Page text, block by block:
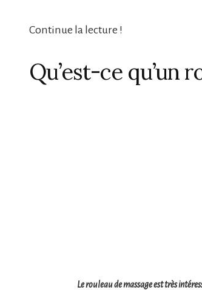
Continue la lecture !
Qu’est-ce qu’un
Le rouleau de massage est très